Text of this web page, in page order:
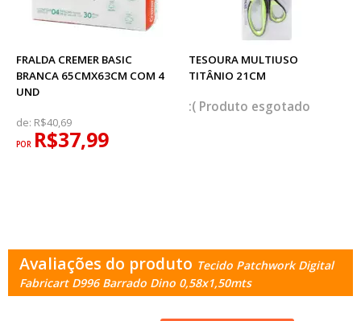
FRALDA CREMER BASIC
BRANCA 65CMX63CM COM 4
UND
de: R$40,69
POR R$37,99
TESOURA MULTIUSO
TITÂNIO 21CM
esgotado
Avaliações do produto Tecido Patchwork Digital
Fabricart D996 Barrado Dino 0,58x1,50mts